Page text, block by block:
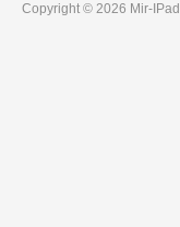
Copyright © 2026 Mir-